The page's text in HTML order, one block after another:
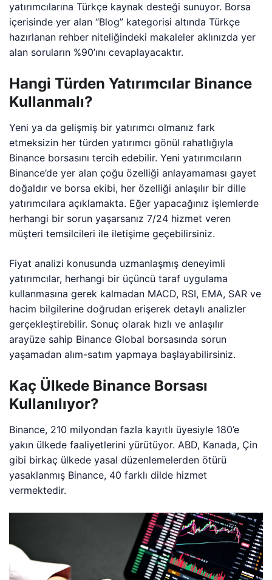
yatırımcılarına Türkçe kaynak desteği sunuyor. Borsa
içerisinde yer alan “Blog” kategorisi altında Türkçe
hazırlanan rehber niteliğindeki makaleler aklınızda yer
alan soruların %90’ını cevaplayacaktır.
Hangi Türden Yatırımcılar Binance
Kullanmalı?
Yeni ya da gelişmiş bir yatırımcı olmanız fark
etmeksizin her türden yatırımcı gönül rahatlığıyla
Binance borsasını tercih edebilir. Yeni yatırımcıların
Binance’de yer alan çoğu özelliği anlayamaması gayet
doğaldır ve borsa ekibi, her özelliği anlaşılır bir dille
yatırımcılara açıklamakta. Eğer yapacağınız işlemlerde
herhangi bir sorun yaşarsanız 7/24 hizmet veren
müşteri temsilcileri ile iletişime geçebilirsiniz.
Fiyat analizi konusunda uzmanlaşmış deneyimli
yatırımcılar, herhangi bir üçüncü taraf uygulama
kullanmasına gerek kalmadan MACD, RSI, EMA, SAR ve
hacim bilgilerine doğrudan erişerek detaylı analizler
gerçekleştirebilir. Sonuç olarak hızlı ve anlaşılır
arayüze sahip Binance Global borsasında sorun
yaşamadan alım-satım yapmaya başlayabilirsiniz.
Kaç Ülkede Binance Borsası
Kullanılıyor?
Binance, 210 milyondan fazla kayıtlı üyesiyle 180’e
yakın ülkede faaliyetlerini yürütüyor. ABD, Kanada, Çin
gibi birkaç ülkedeyasal düzenlemelerden ötürü
yasaklanmış Binance, 40 farklı dilde hizmet
vermektedir.